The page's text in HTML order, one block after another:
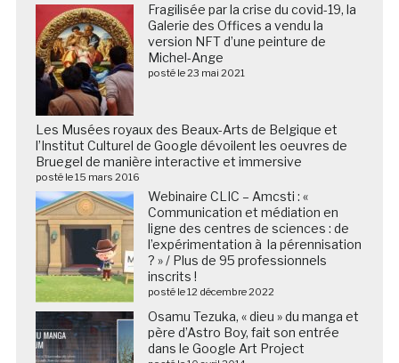
Fragilisée par la crise du covid-19, la
Galerie des Offices a vendu la
version NFT d’une peinture de
Michel-Ange
posté le 23 mai 2021
Les Musées royaux des Beaux-Arts de Belgique et
l’Institut Culturel de Google dévoilent les oeuvres de
Bruegel de manière interactive et immersive
posté le 15 mars 2016
Webinaire CLIC – Amcsti : «
Communication et médiation en
ligne des centres de sciences : de
l’expérimentation à la pérennisation
? » / Plus de 95 professionnels
inscrits !
posté le 12 décembre 2022
Osamu Tezuka, « dieu » du manga et
père d’Astro Boy, fait son entrée
dans le Google Art Project